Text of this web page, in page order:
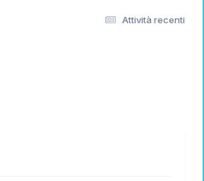
Attività recenti